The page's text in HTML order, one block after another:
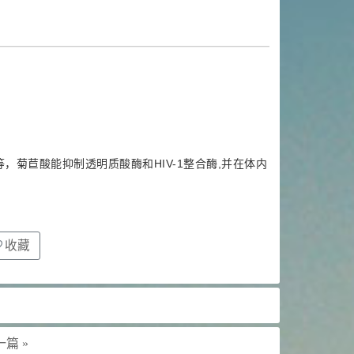
菊苣酸能抑制透明质酸酶和HIV-1整合酶,并在体内
收藏
篇 »